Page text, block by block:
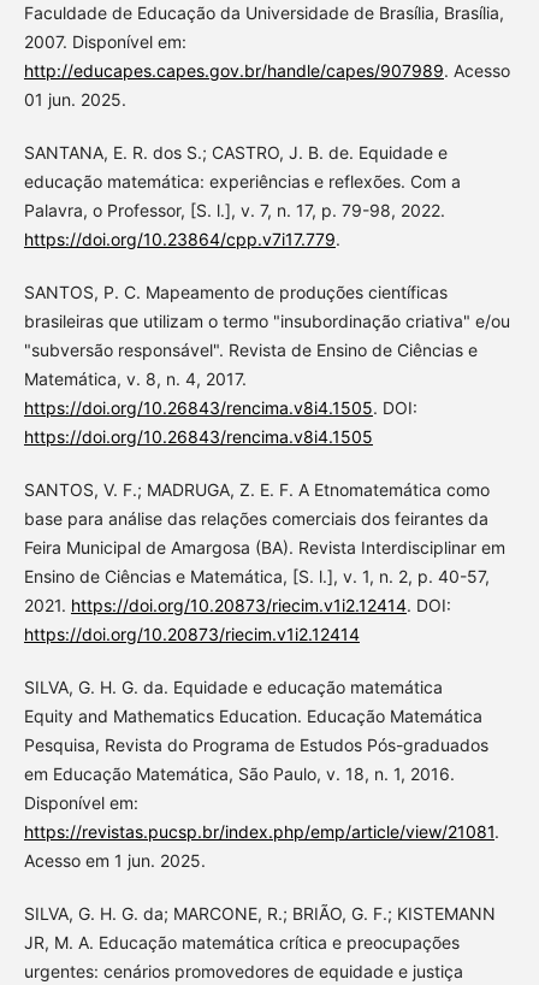
Faculdade de Educação da Universidade de Brasília, Brasília,
2007. Disponível em:
http://educapes.capes.gov.br/handle/capes/907989. Acesso
01 jun. 2025.
SANTANA, E. R. dos S.; CASTRO, J. B. de. Equidade e
educação matemática: experiências e reflexões. Com a
Palavra, o Professor, [S. l.], v. 7, n. 17, p. 79-98, 2022.
https://doi.org/10.23864/cpp.v7i17.779.
SANTOS, P. C. Mapeamento de produções científicas
brasileiras que utilizam o termo "insubordinação criativa" e/ou
"subversão responsável". Revista de Ensino de Ciências e
Matemática, v. 8, n. 4, 2017.
https://doi.org/10.26843/rencima.v8i4.1505. DOI:
https://doi.org/10.26843/rencima.v8i4.1505
SANTOS, V. F.; MADRUGA, Z. E. F. A Etnomatemática como
base para análise das relações comerciais dos feirantes da
Feira Municipal de Amargosa (BA). Revista Interdisciplinar em
Ensino de Ciências e Matemática, [S. l.], v. 1, n. 2, p. 40-57,
2021. https://doi.org/10.20873/riecim.v1i2.12414. DOI:
https://doi.org/10.20873/riecim.v1i2.12414
SILVA, G. H. G. da. Equidade e educação matemática
Equity and Mathematics Education. Educação Matemática
Pesquisa, Revista do Programa de Estudos Pós-graduados
em Educação Matemática, São Paulo, v. 18, n. 1, 2016.
Disponível em:
https://revistas.pucsp.br/index.php/emp/article/view/21081.
Acesso em 1 jun. 2025.
SILVA, G. H. G. da; MARCONE, R.; BRIÃO, G. F.; KISTEMANN
JR, M. A. Educação matemática crítica e preocupações
urgentes: cenários promovedores de equidade e justiça